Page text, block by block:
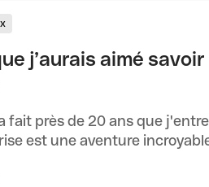
j’aurais aimé
fait près de 20 ans que
est une aventure